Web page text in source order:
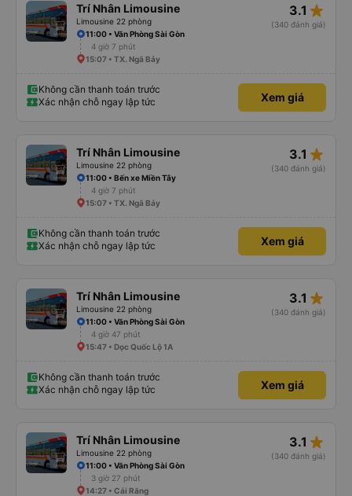
Trí Nhân Limousine
Limousine 22 phòng
3.1 star_rate
(340 đánh giá)
11:00 • Văn Phòng Sài Gòn
4 giờ 7 phút
15:07 • TX. Ngã Bảy
Không cần thanh toán trước
Xác nhận chỗ ngay lập tức
Xem giá
Trí Nhân Limousine
Limousine 22 phòng
3.1 star_rate
(340 đánh giá)
11:00 • Bến xe Miền Tây
4 giờ 7 phút
15:07 • TX. Ngã Bảy
Không cần thanh toán trước
Xác nhận chỗ ngay lập tức
Xem giá
Trí Nhân Limousine
Limousine 22 phòng
3.1 star_rate
(340 đánh giá)
11:00 • Văn Phòng Sài Gòn
4 giờ 47 phút
15:47 • Dọc Quốc Lộ 1A
Không cần thanh toán trước
Xác nhận chỗ ngay lập tức
Xem giá
Trí Nhân Limousine
Limousine 22 phòng
3.1 star_rate
(340 đánh giá)
11:00 • Văn Phòng Sài Gòn
3 giờ 27 phút
14:27 • Cái Răng